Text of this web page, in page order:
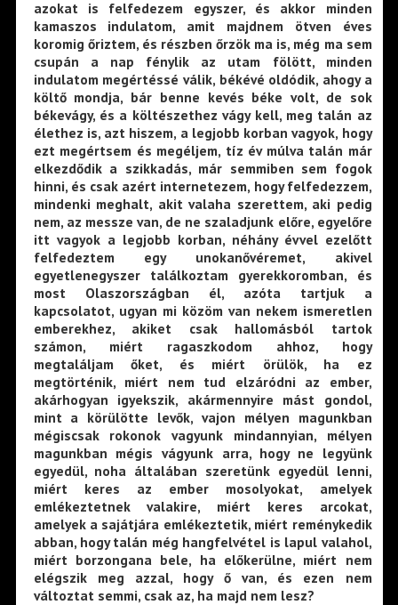
azokat is felfedezem egyszer, és akkor minden
kamaszos indulatom, amit majdnem ötven éves
koromig őriztem, és részben őrzök ma is, még ma sem
csupán a nap fénylik az utam fölött, minden
indulatom megértéssé válik, békévé oldódik, ahogy a
költő mondja, bár benne kevés béke volt, de sok
békevágy, és a költészethez vágy kell, meg talán az
élethez is, azt hiszem, a legjobb korban vagyok, hogy
ezt megértsem és megéljem, tíz év múlva talán már
elkezdődik a szikkadás, már semmiben sem fogok
hinni, és csak azért internetezem, hogy felfedezzem,
mindenki meghalt, akit valaha szerettem, aki pedig
nem, az messze van, de ne szaladjunk előre, egyelőre
itt vagyok a legjobb korban, néhány évvel ezelőtt
felfedeztem egy unokanővéremet, akivel
egyetlenegyszer találkoztam gyerekkoromban, és
most Olaszországban él, azóta tartjuk a
kapcsolatot, ugyan mi közöm van nekem ismeretlen
emberekhez, akiket csak hallomásból tartok
számon, miért ragaszkodom ahhoz, hogy
megtaláljam őket, és miért örülök, ha ez
megtörténik, miért nem tud elzáródni az ember,
akárhogyan igyekszik, akármennyire mást gondol,
mint a körülötte levők, vajon mélyen magunkban
mégiscsak rokonok vagyunk mindannyian, mélyen
magunkban mégis vágyunk arra, hogy ne legyünk
egyedül, noha általában szeretünk egyedül lenni,
miért keres az ember mosolyokat, amelyek
emlékeztetnek valakire, miért keres arcokat,
amelyek a sajátjára emlékeztetik, miért reménykedik
abban, hogy talán még hangfelvétel is lapul valahol,
miért borzongana bele, ha előkerülne, miért nem
elégszik meg azzal, hogy ő van, és ezen nem
változtat semmi, csak az, ha majd nem lesz?